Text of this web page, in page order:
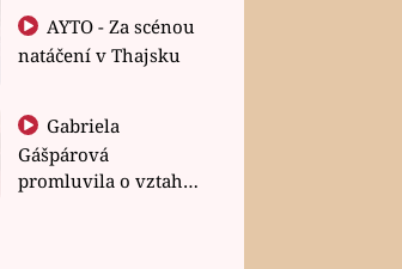
natáčení v Thajsku
Gabriela
Gášpárová
promluvila o vztahu